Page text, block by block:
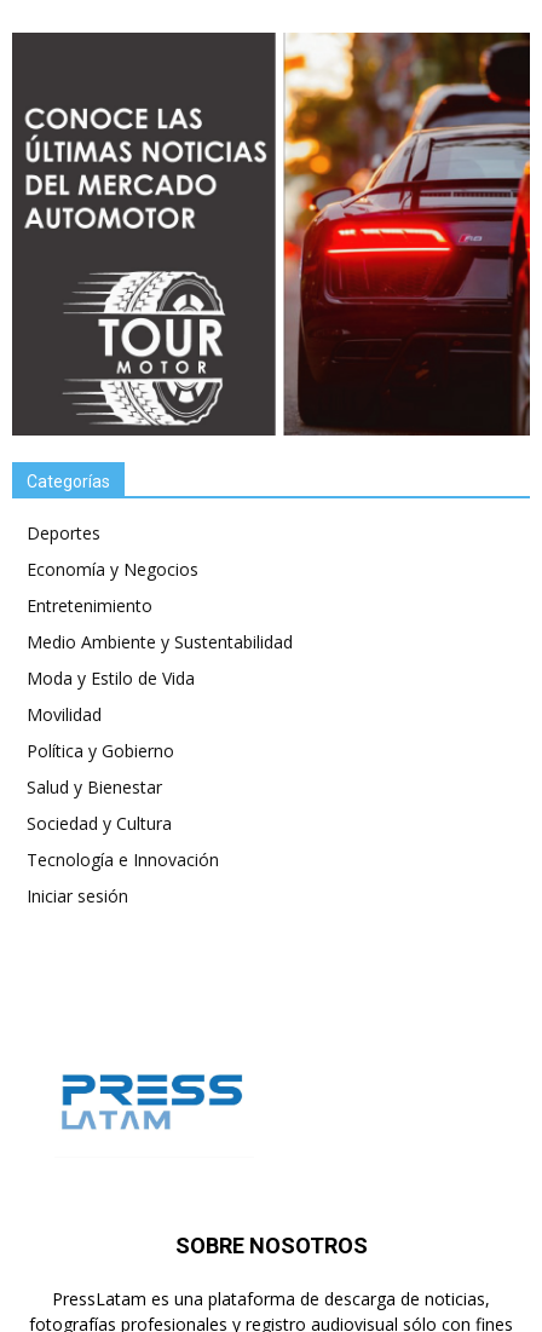
Categorías
Deportes
Economía y Negocios
Entretenimiento
Medio Ambiente y Sustentabilidad
Moda y Estilo de Vida
Movilidad
Política y Gobierno
Salud y Bienestar
Sociedad y Cultura
Tecnología e Innovación
Iniciar sesión
SOBRE NOSOTROS
PressLatam es una plataforma de descarga de noticias,
fotografías profesionales y registro audiovisual sólo con fines